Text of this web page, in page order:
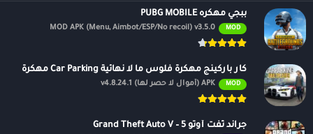
ببجي مهكره PUBG MOBILE
MOD
MOD APK (Menu, Aimbot/ESP/No recoil) v3.5.0
كار باركينج مهكرة فلوس ما لا نهائية Car Parking مهكرة
MOD APK (أموال لا حصر لها) v4.8.24.1
جراند ثفت أوتو 5 – Grand Theft Auto V